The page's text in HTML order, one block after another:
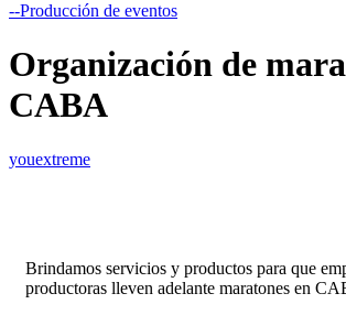
--Producción de eventos
Organización de
CABA
youextreme
Brindamos servicios y productos para que
productoras lleven adelante maratones en